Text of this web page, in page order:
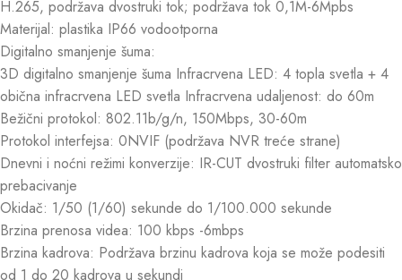
H.265, podržava dvostruki tok; podržava tok 0,1M-6Mpbs
Materijal: plastika IP66 vodootporna
Digitalno smanjenje šuma:
3D digitalno smanjenje šuma Infracrvena LED: 4 topla svetla + 4
obična infracrvena LED svetla Infracrvena udaljenost: do 60m
Bežični protokol: 802.11b/g/n, 150Mbps, 30-60m
Protokol interfejsa: 0NVIF (podržava NVR treće strane)
Dnevni i noćni režimi konverzije: IR-CUT dvostruki filter automatsko
prebacivanje
Okidač: 1/50 (1/60) sekunde do 1/100.000 sekunde
Brzina prenosa videa: 100 kbps -6mbps
Brzina kadrova: Podržava brzinu kadrova koja se može podesiti
od 1 do 20 kadrova u sekundi